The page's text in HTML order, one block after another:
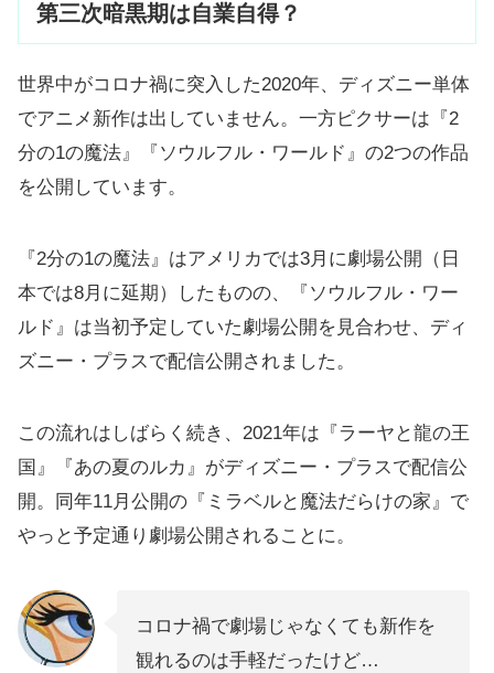
第三次暗黒期は自業自得？
世界中がコロナ禍に突入した2020年、ディズニー単体
でアニメ新作は出していません。一方ピクサーは『2
分の1の魔法』『ソウルフル・ワールド』の2つの作品
を公開しています。
『2分の1の魔法』はアメリカでは3月に劇場公開（日
本では8月に延期）したものの、『ソウルフル・ワー
ルド』は当初予定していた劇場公開を見合わせ、ディ
ズニー・プラスで配信公開されました。
この流れはしばらく続き、2021年は『ラーヤと龍の王
国』『あの夏のルカ』がディズニー・プラスで配信公
開。同年11月公開の『ミラベルと魔法だらけの家』で
やっと予定通り劇場公開されることに。
コロナ禍で劇場じゃなくても新作を
観れるのは手軽だったけど…